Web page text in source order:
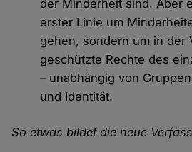
der Minderheit sind. Aber
erster Linie um
gehen, sondern um in der
geschützte Rechte des
– unabhängig von
und Identität.
So etwas bildet die neue